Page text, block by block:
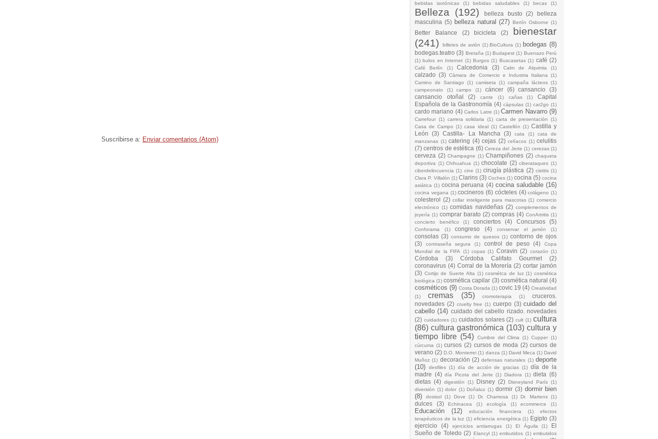
Suscribirse a: Enviar comentarios (Atom)
bebidas isotónicas (1) bebidas saludables (1) becas (1)
Belleza (192) belleza busto (2)
belleza
masculina (5) belleza natural (27) Bertín Osborne (1)
Better Balance (2) bicicleta (2)
bienestar
(241)
billetes de avión (1) BioCultura (1) bodegas (8)
bodegas.teatro (3) Bretaña (1) Budapest (1) Buenazo Perú
(1) bulos en Internet (1) Burgos (1) Buscasetas (1) café (2)
Café Berlín (1) Calcedonia (3) Calm de Alqvimia (1)
calzado (3) Cámara de Comercio e Industria Italiana (1)
Camino de Santiago
(1) camiseta (1) campaña lácteos (1)
campeonato
(1) campo (1) cáncer (6) cansancio
(3)
cansancio otoñal
(2) cante (1) cañas (1)
Capital
Española de la Gastronomía (4) cápsulas (1) car2go (1)
cardo mariano (4) Carlos Latre (1) Carmen Navarro (9)
Carrefour (1) carrera solidaria (1) carta de presentación
(1)
Casa de Campo (1) casa ideal (1) Castellón (1) Castilla y
León
(3) Castilla- La Mancha (3) cata (1)
cata de
manzanas (1) catering (4) cejas (2) celíacos (1) celulitis
(7) centros de estética (6) Cereza del Jerte (1) cerezas (1)
cerveza (2) Champagne (1) Champiñones (2) chaqueta
deportiva (1) Chihuahua (1) chocolate (2) ciberataques (1)
ciberdelincuencia (1) cine (1) cirugía plástica (2) cistitis (1)
Clara P. Villalón (1) Clarins (3) Coches (1) cocina (5) cocina
asiática (1) cocina peruana (4) cocina saludable (16)
cocina vegana (1) cocineros (6) cócteles (4) colágeno (1)
colesterol (2) collar inteligente para mascotas (1) comercio
electrónico (1) comidas navideñas (2) complementos de
joyería (1) comprar barato (2) compras (4) ConArtritis (1)
concierto benéfico
(1) conciertos (4) Concursos (5)
Conforama (1) congreso (4) conservar el jamón (1)
consolas (3) consumo de quesos (1) contorno de ojos
(3)
contraseña segura (1) control de peso (4)
Copa
Mundial de la FIFA (1) copas (1) Coravin (2) corazón (1)
Córdoba (3) Córdoba Califato Gourmet
(2)
coronavirus (4) Corral de la Morería (2) cortar jamón
(3) Cortijo de Suerte Alta (1) cosmétca de luz (1) cosmética
biológica (1) cosmética capilar (3) cosmética natural (4)
cosméticos (9) Costa Dorada (1) covic 19 (4) Creatividad
(1)
cremas (35) cromoterapia (1)
cruceros.
novedades (2) cruelty free (1) cuerpo (3) cuidado del
cabello (14) cuidado del cabello rizado. novedades
(2) cuidadores (1) cuidados solares (2) cult (1) cultura
(86) cultura gastronómica (103) cultura y
tiempo libre (54) Cumbre del Clima (1) Cupper (1)
cúrcuma (1) cursos (2) cursos de moda (2) cursos de
verano (2) D.O. Monterrei (1) danza (1) David Meca (1) David
Muñoz (1) decoración (2) defensas naturales (1) deporte
(10)
desfiles (1) día de acción de gracias (1) día de la
madre (4) día Picota del Jerte (1) Diadora (1) dieta (6)
dietas (4) digestión (1) Disney (2) Disneyland París (1)
diversión (1) dolor (1) Doñaluz (1) dormir (3) dormir bien
(8)
dosisol (1) Dove (1) Dr. Chamosa (1) Dr. Martens (1)
dulces (3) Echinacea (1) ecología (1) ecommerce (1)
Educación (12) educación financiera (1)
efectos
terapéuticos de la luz (1) eficiencia energética (1) Egipto (3)
ejercicio
(4) ejercicios antiarrugas (1) El Águila (1)
El
Sueño de Toledo (2) Elancyl (1) embutidos (1) embutidos